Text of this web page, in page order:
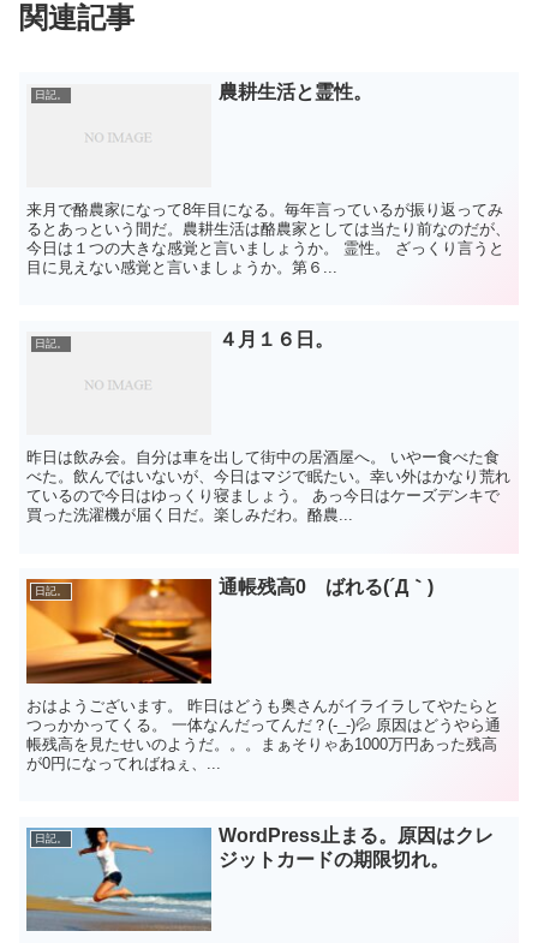
関連記事
日記。 農耕生活と霊性。
来月で酪農家になって8年目になる。毎年言っているが振り返ってみ
るとあっという間だ。農耕生活は酪農家としては当たり前なのだが、
今日は１つの大きな感覚と言いましょうか。 霊性。 ざっくり言うと
目に見えない感覚と言いましょうか。第６...
日記。 ４月１６日。
昨日は飲み会。自分は車を出して街中の居酒屋へ。 いやー食べた食
べた。飲んではいないが、今日はマジで眠たい。幸い外はかなり荒れ
ているので今日はゆっくり寝ましょう。 あっ今日はケーズデンキで
買った洗濯機が届く日だ。楽しみだわ。酪農...
日記。 通帳残高0 ばれる(´Д｀)
おはようございます。 昨日はどうも奥さんがイライラしてやたらと
つっかかってくる。 一体なんだってんだ？(-_-)💦 原因はどうやら通
帳残高を見たせいのようだ。。。まぁそりゃあ1000万円あった残高
が0円になってればねぇ、...
日記。
WordPress止まる。原因はクレ
ジットカードの期限切れ。